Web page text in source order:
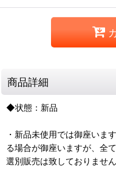
商品詳細
◆状態：新品
・新品未使用では御座いま
る場合が御座いますが、全
選別販売は致しておりません